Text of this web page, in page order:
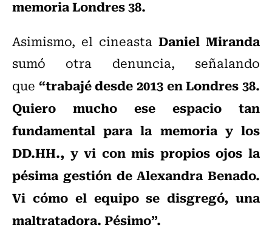
memoria Londres 38.
Asimismo, el cineasta Daniel Miranda
sumó otra denuncia, señalando
que “trabajé desde 2013 en Londres 38.
Quiero mucho ese espacio tan
fundamental para la memoria y los
DD.HH., y vi con mis propios ojos la
pésima gestión de Alexandra Benado.
Vi cómo el equipo se disgregó, una
maltratadora. Pésimo”.